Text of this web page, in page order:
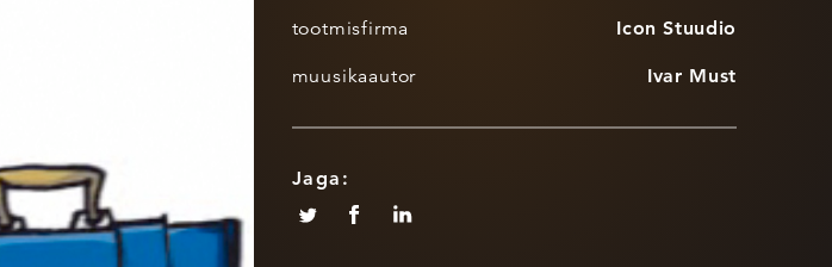
tootmisfirma Icon Stuudio
muusikaautor Ivar Must
Jaga: